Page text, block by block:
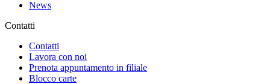
News
Contatti
Contatti
Lavora con noi
Prenota appuntamento in filiale
Blocco carte